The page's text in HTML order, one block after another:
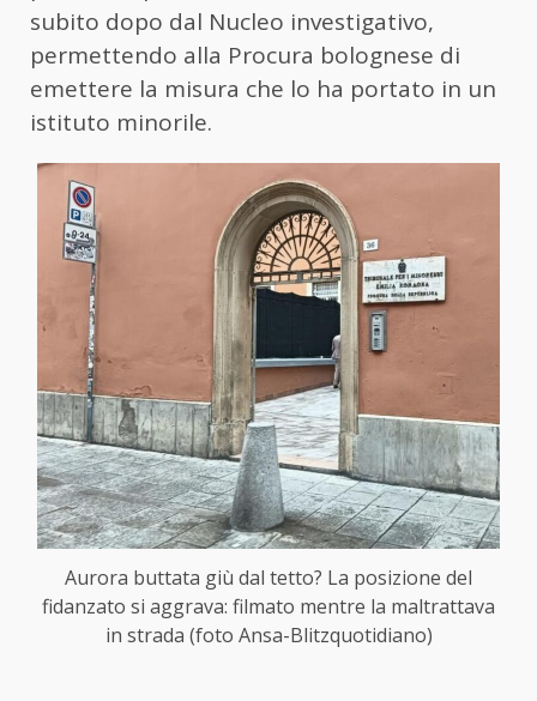
subito dopo dal Nucleo investigativo,
permettendo alla Procura bolognese di
emettere la misura che lo ha portato in un
istituto minorile.
Aurora buttata giù dal tetto? La posizione del
fidanzato si aggrava: filmato mentre la maltrattava
in strada (foto Ansa-Blitzquotidiano)